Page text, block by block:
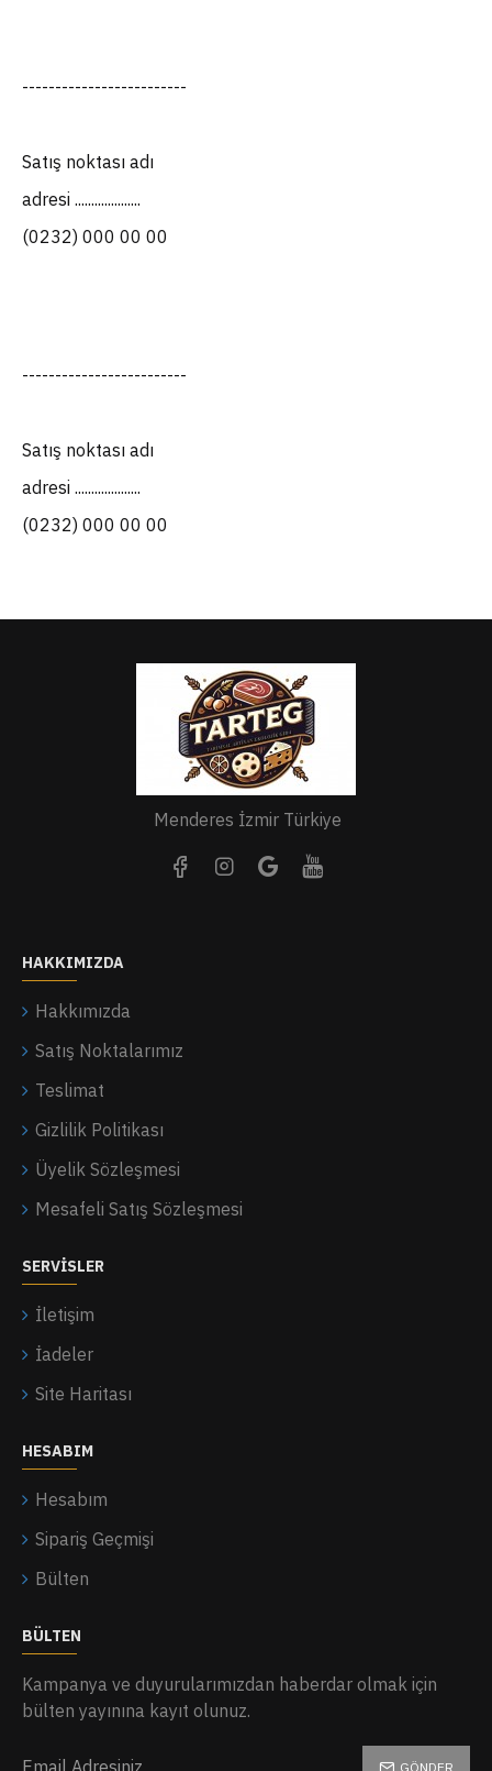
-------------------------
Satış noktası adı
adresi ....................
(0232) 000 00 00
-------------------------
Satış noktası adı
adresi ....................
(0232) 000 00 00
Menderes İzmir Türkiye
HAKKIMIZDA
Hakkımızda
Satış Noktalarımız
Teslimat
Gizlilik Politikası
Üyelik Sözleşmesi
Mesafeli Satış Sözleşmesi
SERVISLER
İletişim
İadeler
Site Haritası
HESABIM
Hesabım
Sipariş Geçmişi
Bülten
BÜLTEN
Kampanya ve duyurularımızdan haberdar olmak için
bülten yayınına kayıt olunuz.
GÖNDER